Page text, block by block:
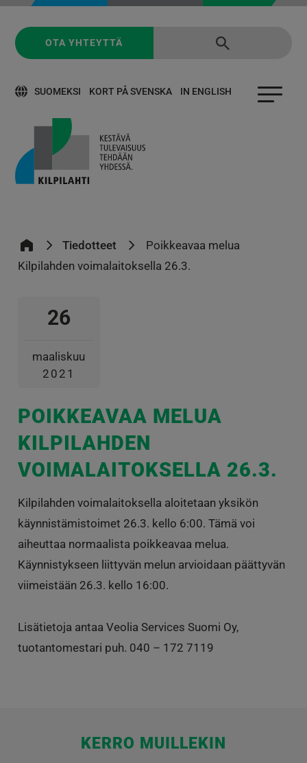
SUOMEKSI KORT PÅ SVENSKA IN ENGLISH
OTA YHTEYTTÄ
Tiedotteet
Poikkeavaa melua
Kilpilahden voimalaitoksella 26.3.
26
maaliskuu
2021
POIKKEAVAA MELUA
KILPILAHDEN
VOIMALAITOKSELLA 26.3.
Kilpilahden voimalaitoksella aloitetaan yksikön
käynnistämistoimet 26.3. kello 6:00. Tämä voi
aiheuttaa normaalista poikkeavaa melua.
Käynnistykseen liittyvän melun arvioidaan päättyvän
viimeistään 26.3. kello 16:00.
Lisätietoja antaa Veolia Services Suomi Oy,
tuotantomestari puh. 040 – 172 7119
KERRO MUILLEKIN